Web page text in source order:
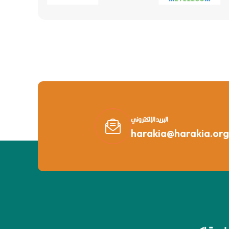
البريد الإلكتروني